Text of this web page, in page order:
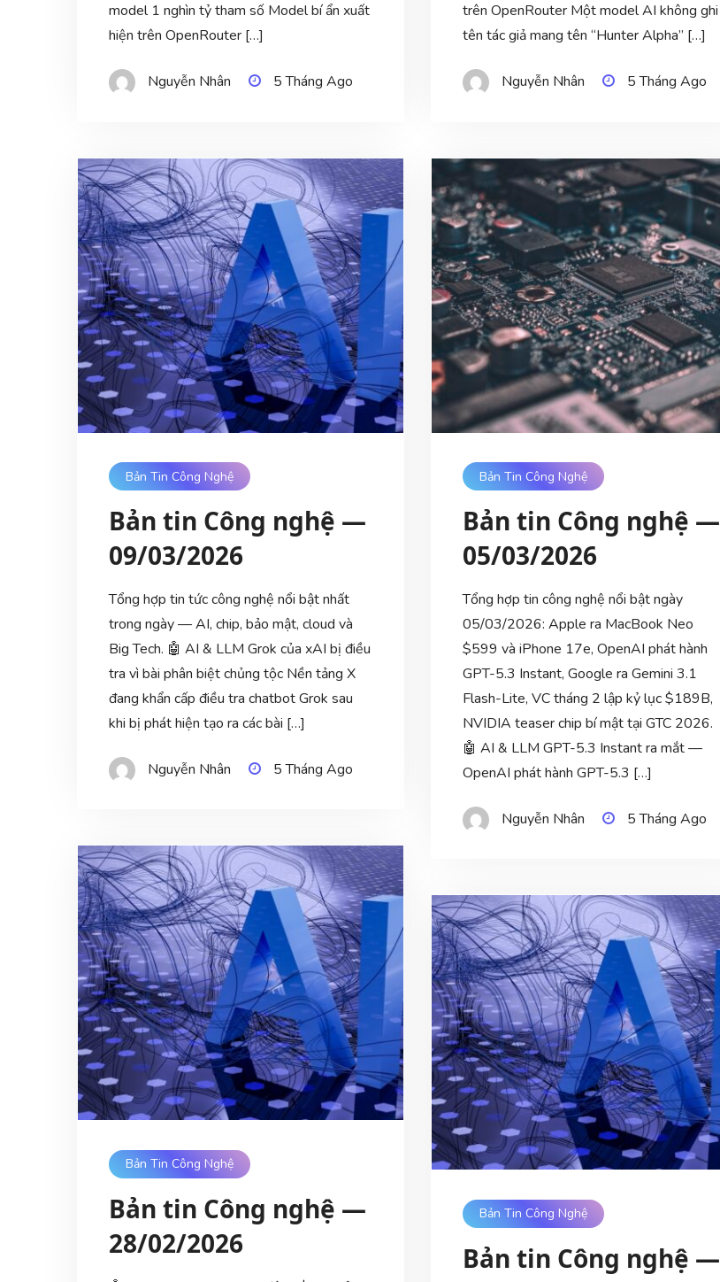
model 1 nghìn tỷ tham số Model bí ẩn xuất
hiện trên OpenRouter […]
Nguyễn Nhân 5 Tháng Ago
trên OpenRouter Một model AI không ghi
tên tác giả mang tên “Hunter Alpha” […]
Nguyễn Nhân 5 Tháng Ago
Bản Tin Công Nghệ
Bản tin Công nghệ —
09/03/2026
Tổng hợp tin tức công nghệ nổi bật nhất
trong ngày — AI, chip, bảo mật, cloud và
Big Tech. 🤖 AI & LLM Grok của xAI bị điều
tra vì bài phân biệt chủng tộc Nền tảng X
đang khẩn cấp điều tra chatbot Grok sau
khi bị phát hiện tạo ra các bài […]
Nguyễn Nhân 5 Tháng Ago
Bản Tin Công Nghệ
Bản tin Công nghệ —
05/03/2026
Tổng hợp tin công nghệ nổi bật ngày
05/03/2026: Apple ra MacBook Neo
$599 và iPhone 17e, OpenAI phát hành
GPT-5.3 Instant, Google ra Gemini 3.1
Flash-Lite, VC tháng 2 lập kỷ lục $189B,
NVIDIA teaser chip bí mật tại GTC 2026.
🤖 AI & LLM GPT-5.3 Instant ra mắt —
OpenAI phát hành GPT-5.3 […]
Nguyễn Nhân 5 Tháng Ago
Bản Tin Công Nghệ
Bản tin Công nghệ —
28/02/2026
Bản Tin Công Nghệ
Bản tin Công nghệ —